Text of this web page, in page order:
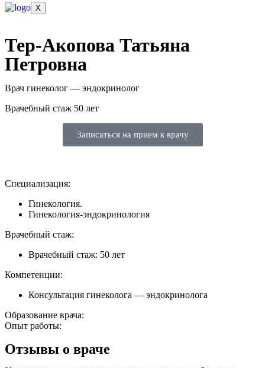
X
Тер-Акопова Татьяна
Петровна
Врач гинеколог — эндокринолог
Врачебный стаж 50 лет
Записаться на прием к врачу
Специализация:
Гинекология.
Гинекология-эндокринология
Врачебный стаж:
Врачебный стаж: 50 лет
Компетенции:
Консультация гинеколога — эндокринолога
Образование врача:
Опыт работы:
Отзывы о враче